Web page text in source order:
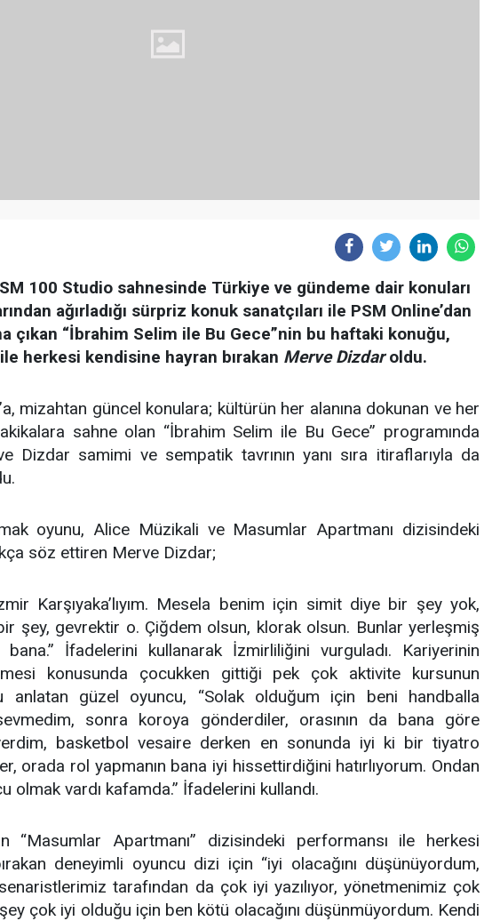
100 Studio sahnesinde Türkiye ve gündeme dair konuları
ağırladığı sürpriz konuk sanatçıları ile PSM Online’dan
çıkan “İbrahim Selim ile Bu Gece”nin bu haftaki konuğu,
herkesi kendisine hayran bırakan Merve Dizdaroldu.
mizahtan güncel konulara; kültürün her alanına dokunan ve her
sahne olan “İbrahim Selim ile Bu Gece” programında
Dizdar samimi ve sempatik tavrının yanı sıra itiraflarıyla da
oyunu, Alice Müzikali ve Masumlar Apartmanı dizisindeki
söz ettiren Merve Dizdar;
Karşıyaka’lıyım. Mesela benim için simit diye bir şey yok,
şey, gevrektir o. Çiğdem olsun, klorak olsun. Bunlar yerleşmiş
İfadelerini kullanarak İzmirliliğini vurguladı. Kariyerinin
konusunda çocukken gittiği pek çok aktivite kursunun
anlatan güzel oyuncu, “Solak olduğum için beni handballa
sonra koroya gönderdiler, orasının da bana göre
basketbol vesaire derken en sonunda iyi ki bir tiyatro
orada rol yapmanın bana iyi hissettirdiğini hatırlıyorum. Ondan
olmak vardı kafamda.” İfadelerini kullandı.
“Masumlar Apartmanı” dizisindeki performansı ile herkesi
deneyimli oyuncu dizi için “iyi olacağını düşünüyordum,
tarafından da çok iyi yazılıyor, yönetmenimiz çok
çok iyi olduğu için ben kötü olacağını düşünmüyordum. Kendi